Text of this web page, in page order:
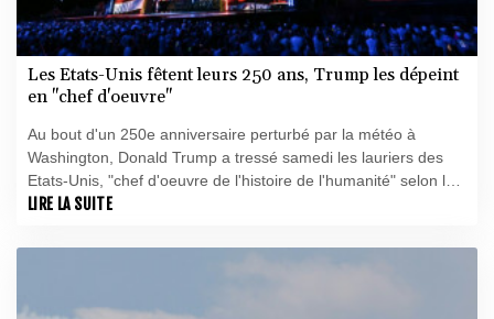
Les Etats-Unis fêtent leurs 250 ans, Trump les dépeint
en "chef d'oeuvre"
Au bout d'un 250e anniversaire perturbé par la météo à
Washington, Donald Trump a tressé samedi les lauriers des
Etats-Unis, "chef d'oeuvre de l'histoire de l'humanité" selon lui,
et renouvelé ses attaques contre ses opposants politiques
LIRE LA SUITE